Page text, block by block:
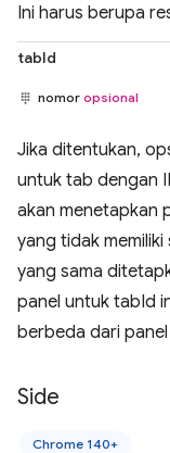
Ini harus berupa
tabId
nomor opsional
Jika ditentukan,
untuk tab dengan
akan menetapkan
yang tidak
yang sama
panel untuk tabId
berbeda dari
Side
Chrome 140+